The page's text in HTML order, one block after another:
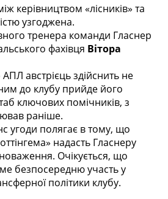
України
прогноз
керівництвом «лісників» та
узгоджена.
тренера команди Гласнер
фахівця Вітора
австрієць здійснить не
до клубу прийде його
ключових помічників, з
раніше.
угоди полягає в тому, що
надасть Гласнеру
Очікується, що
безпосередню участь у
політики клубу.